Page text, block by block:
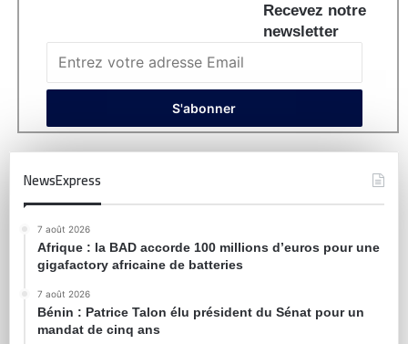
Recevez notre
newsletter
NewsExpress
7 août 2026
Afrique : la BAD accorde 100 millions d’euros pour une
gigafactory africaine de batteries
7 août 2026
Bénin : Patrice Talon élu président du Sénat pour un
mandat de cinq ans